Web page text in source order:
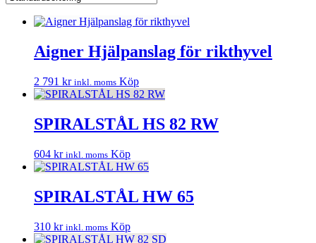
Aigner Hjälpanslag för rikthyvel
2 791 kr inkl. moms Köp
SPIRALSTÅL HS 82 RW
604 kr inkl. moms Köp
SPIRALSTÅL HW 65
310 kr inkl. moms Köp